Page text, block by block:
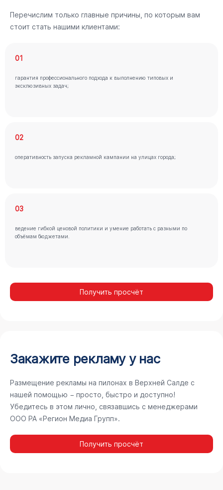
Перечислим только главные причины, по которым вам
стоит стать нашими клиентами:
01
гарантия профессионального подхода к выполнению типовых и
эксклюзивных задач;
02
оперативность запуска рекламной кампании на улицах города;
03
ведение гибкой ценовой политики и умение работать с разными по
объёмам бюджетами.
Получить просчёт
Закажите рекламу у нас
Размещение рекламы на пилонах в Верхней Салде с
нашей помощью − просто, быстро и доступно!
Убедитесь в этом лично, связавшись с менеджерами
ООО РА «Регион Медиа Групп».
Получить просчёт